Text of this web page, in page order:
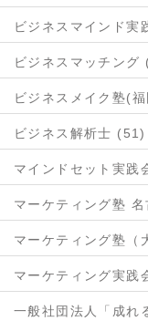
ビジネスマインド実
ビジネスマッチング
ビジネスメイク塾(
ビジネス解析士 (51)
マインドセット実践
マーケティング塾
マーケティング塾（
マーケティング実践
一般社団法人「成れ